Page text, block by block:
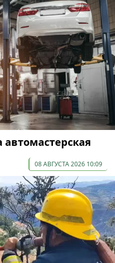
08 АВГУСТА 2026 10:09